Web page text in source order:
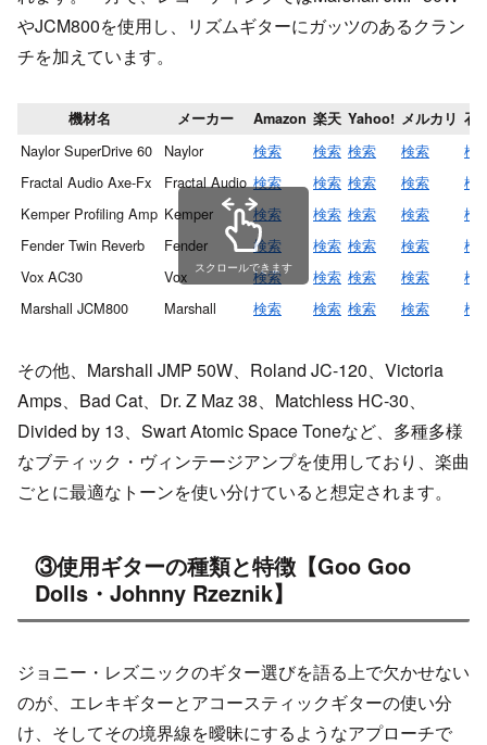
やJCM800を使用し、リズムギターにガッツのあるクラン
チを加えています。
機材名 メーカー Amazon 楽天 Yahoo! メルカリ 石
Naylor SuperDrive 60 Naylor 検索 検索 検索 検索
検
Fractal Audio Axe-Fx
Fractal Audio 検索 検索 検索 検索
検
Kemper Profiling Amp Kemper 検索 検索 検索 検索
検
Fender Twin Reverb
Fender 検索 検索 検索 検索
検
Vox AC30
Vox 検索 検索 検索 検索
検
Marshall JCM800
Marshall 検索 検索 検索 検索 検
スクロールできます
その他、Marshall JMP 50W、Roland JC-120、Victoria
Amps、Bad Cat、Dr. Z Maz 38、Matchless HC-30、
Divided by 13、Swart Atomic Space Toneなど、多種多様
なブティック・ヴィンテージアンプを使用しており、楽曲
ごとに最適なトーンを使い分けていると想定されます。
③使用ギターの種類と特徴【Goo Goo
Dolls・Johnny Rzeznik】
ジョニー・レズニックのギター選びを語る上で欠かせない
のが、エレキギターとアコースティックギターの使い分
け、そしてその境界線を曖昧にするようなアプローチで